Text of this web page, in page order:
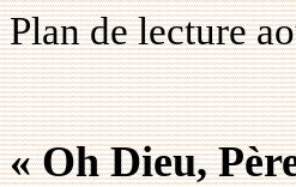
Plan de lecture
«Oh Dieu,